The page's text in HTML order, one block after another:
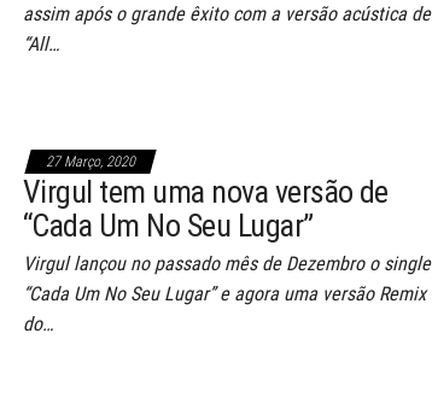
assim após o grande êxito com a versão acústica de
“All…
27 Março, 2020
Virgul tem uma nova versão de
“Cada Um No Seu Lugar”
Virgul lançou no passado mês de Dezembro o single
“Cada Um No Seu Lugar” e agora uma versão Remix
do…